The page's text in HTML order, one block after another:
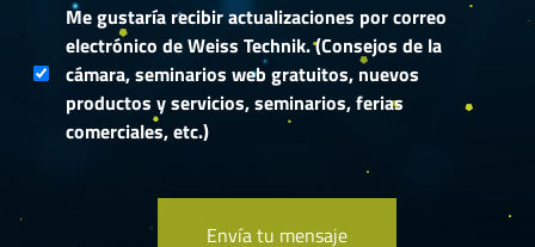
Me gustaría recibir actualizaciones por correo
electrónico de Weiss Technik. (Consejos de la
cámara, seminarios web gratuitos, nuevos
productos y servicios, seminarios, ferias
comerciales, etc.)